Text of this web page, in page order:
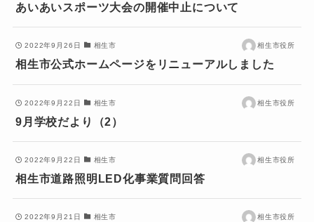
あいあいスポーツ大会の開催中止について
2022年9月26日 相生市 相生市役所
相生市公式ホームページをリニューアルしました
2022年9月22日 相生市 相生市役所
9月学校だより（2）
2022年9月22日 相生市 相生市役所
相生市道路照明LED化事業質問回答
2022年9月21日 相生市 相生市役所